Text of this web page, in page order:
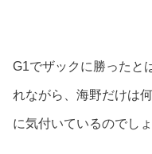
G1でザックに勝ったと
れながら、海野だけは
に気付いているのでしょ